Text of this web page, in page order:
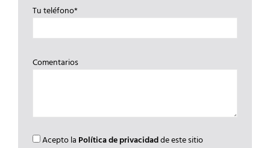
Tu teléfono*
Comentarios
Acepto la Política de privacidadde este sitio